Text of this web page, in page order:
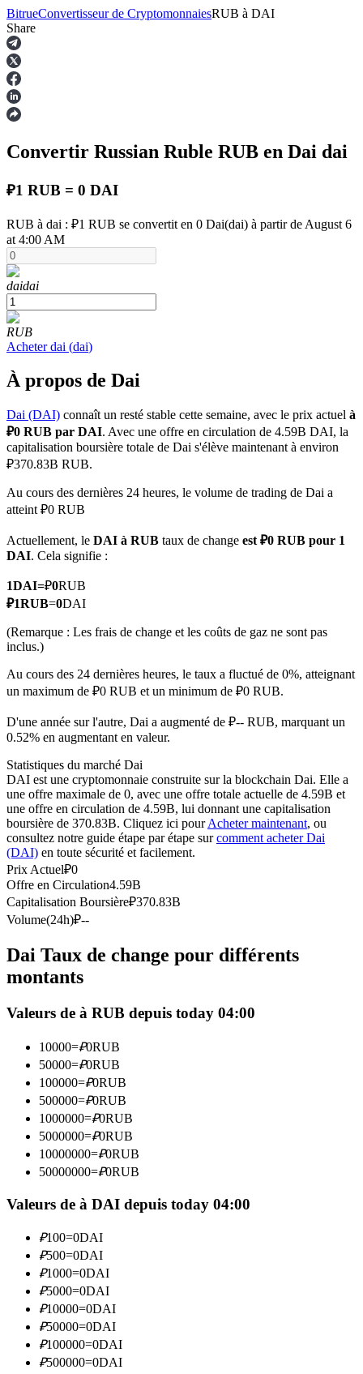
Contrats à terme
Futures COIN-M
TradFi
Produits dérivés sur actions, forex, métaux précieux et matières
premières
Futures USDC
Futures utilisant l'USDC comme garantie
Rejoignez les meilleurs traders
Devenez un trader de copie
Profitez du partage des bénéfices et des commissions de copy
trading
Information
Analyse de mégadonnées, y compris des informations
BitrueConvertisseur de CryptomonnaiesRUB à DAI
Share
Convertir Russian Ruble RUB en Dai dai
₽1 RUB = 0 DAI
RUB à dai : ₽1 RUB se convertit en 0 Dai(dai) à partir de August 6
at 4:00 AM
daidai
RUB
Acheter dai (dai)
À propos de Dai
Dai (DAI) connaît un resté stable cette semaine, avec le prix actuel à
₽0 RUB par DAI. Avec une offre en circulation de 4.59B DAI, la
capitalisation boursière totale de Dai s'élève maintenant à environ
₽370.83B RUB.
Au cours des dernières 24 heures, le volume de trading de Dai a
atteint ₽0 RUB
Actuellement, le DAI à RUB taux de change est ₽0 RUB pour 1
DAI. Cela signifie :
1DAI=₽0RUB
₽1RUB=0DAI
(Remarque : Les frais de change et les coûts de gaz ne sont pas
inclus.)
Au cours des 24 dernières heures, le taux a fluctué de 0%, atteignant
un maximum de ₽0 RUB et un minimum de ₽0 RUB.
D'une année sur l'autre, Dai a augmenté de ₽-- RUB, marquant un
0.52% en augmentant en valeur.
Statistiques du marché Dai
DAI est une cryptomonnaie construite sur la blockchain Dai. Elle a
une offre maximale de 0, avec une offre totale actuelle de 4.59B et
une offre en circulation de 4.59B, lui donnant une capitalisation
boursière de 370.83B. Cliquez ici pourAcheter maintenant, ou
consultez notre guide étape par étape surcomment acheter Dai
(DAI) en toute sécurité et facilement.
Prix Actuel₽0
Offre en Circulation4.59B
Capitalisation Boursière₽370.83B
Volume(24h)₽--
Dai Taux de change pour différents
montants
Valeurs de à RUB depuis today 04:00
10000=₽0RUB
50000=₽0RUB
100000=₽0RUB
500000=₽0RUB
1000000=₽0RUB
5000000=₽0RUB
10000000=₽0RUB
50000000=₽0RUB
Valeurs de à DAI depuis today 04:00
₽100=0DAI
₽500=0DAI
₽1000=0DAI
₽5000=0DAI
₽10000=0DAI
₽50000=0DAI
₽100000=0DAI
₽500000=0DAI